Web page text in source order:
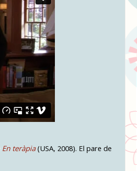
En teràpia (USA, 2008). El pare de